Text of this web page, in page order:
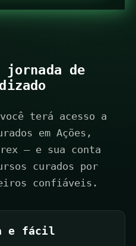
jornada de
terá acesso a
em Ações,
— e sua conta
curados por
confiáveis.
e fácil